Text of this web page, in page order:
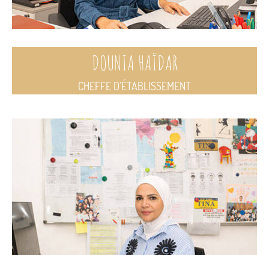
DOUNIA HAÏDAR
CHEFFE D’ÉTABLISSEMENT